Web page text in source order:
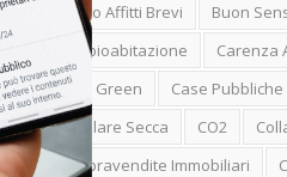
Blocco Affitti Brevi
Buon
Cambioabitazione
Carenza
Case Green
Case Pubbliche
Cedolare Secca
CO2
Compravendite Immobiliari